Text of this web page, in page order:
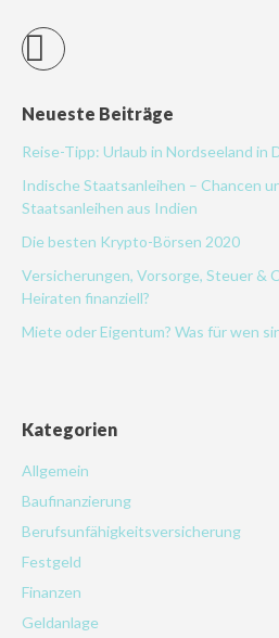
Neueste Beiträge
Reise-Tipp: Urlaub in Nordseeland in
Indische Staatsanleihen – Chancen
Staatsanleihen aus Indien
Die besten Krypto-Börsen 2020
Versicherungen, Vorsorge, Steuer &
Heiraten finanziell?
Miete oder Eigentum? Was für wen
Kategorien
Allgemein
Baufinanzierung
Berufsunfähigkeitsversicherung
Festgeld
Finanzen
Geldanlage